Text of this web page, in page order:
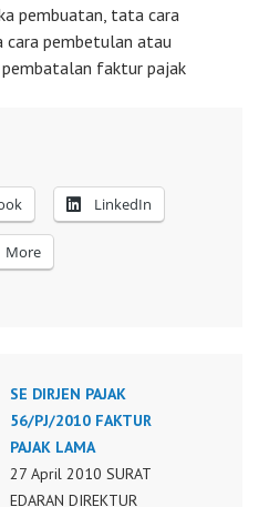
pembuatan, tata cara
cara pembetulan atau
faktur pajak
LinkedIn
More
SE DIRJEN PAJAK
56/PJ/2010 FAKTUR
PAJAK LAMA
27 April 2010 SURAT
EDARAN DIREKTUR